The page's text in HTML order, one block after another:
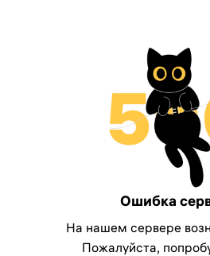
Ошибка
На нашем сервере
Пожалуйста,